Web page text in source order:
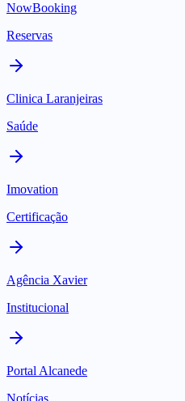
NowBooking
Reservas
Clinica Laranjeiras
Saúde
Imovation
Certificação
Agência Xavier
Institucional
Portal Alcanede
Notícias